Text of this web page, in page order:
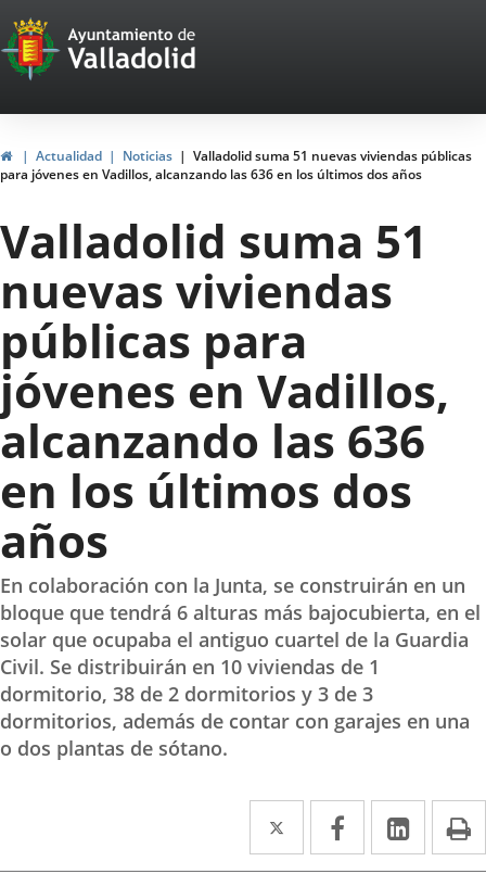
Portal
Web
del
Ayuntamiento
de
Valladolid
HomeActualidad Noticias
Valladolid suma 51 nuevas viviendas públicas
para jóvenes en Vadillos, alcanzando las 636 en los últimos dos años
Valladolid suma 51
nuevas viviendas
públicas para
jóvenes en Vadillos,
alcanzando las 636
en los últimos dos
años
En colaboración con la Junta, se construirán en un
bloque que tendrá 6 alturas más bajocubierta, en el
solar que ocupaba el antiguo cuartel de la Guardia
Civil. Se distribuirán en 10 viviendas de 1
dormitorio, 38 de 2 dormitorios y 3 de 3
dormitorios, además de contar con garajes en una
o dos plantas de sótano.
Twitter
Enlace
a
Facebook
Enlace
a
Enlace
a